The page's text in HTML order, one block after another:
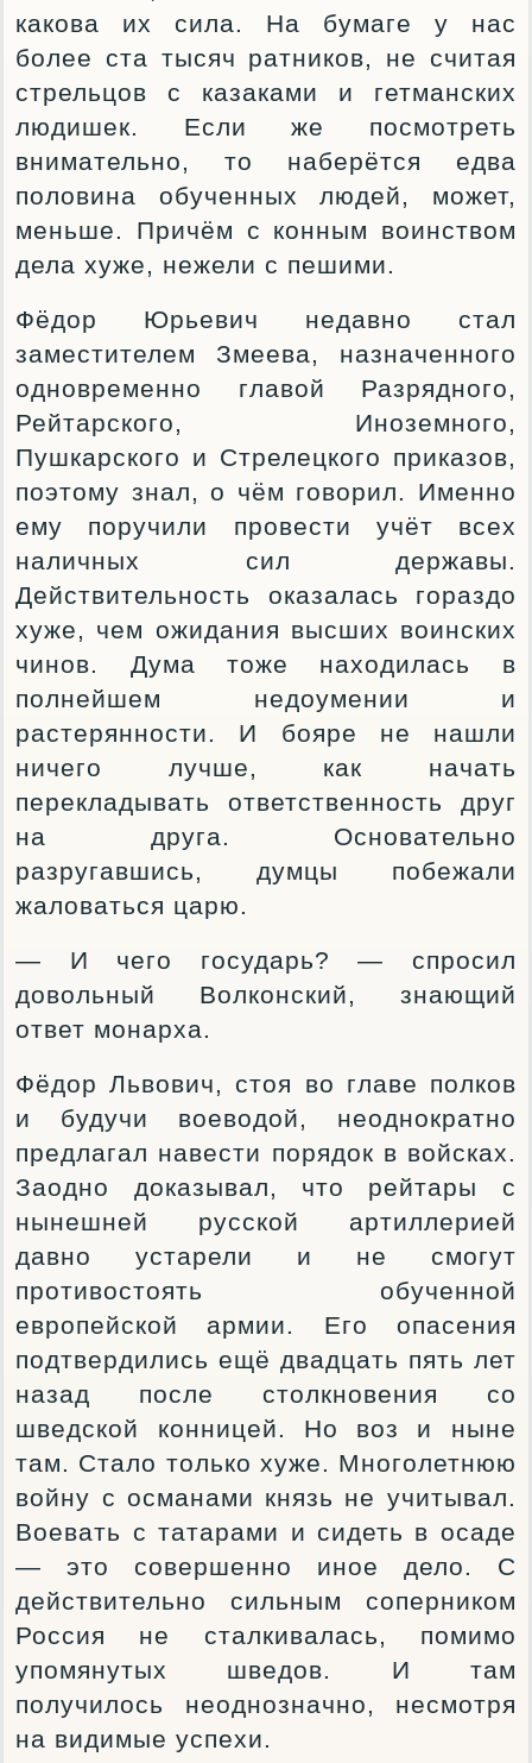
какова их сила. На бумаге у нас
более ста тысяч ратников, не считая
стрельцов с казаками и гетманских
людишек. Если же посмотреть
внимательно, то наберётся едва
половина обученных людей, может,
меньше. Причём с конным воинством
дела хуже, нежели с пешими.
Фёдор Юрьевич недавно стал
заместителем Змеева, назначенного
одновременно главой Разрядного,
Рейтарского, Иноземного,
Пушкарского и Стрелецкого приказов,
поэтому знал, о чём говорил. Именно
ему поручили провести учёт всех
наличных сил державы.
Действительность оказалась гораздо
хуже, чем ожидания высших воинских
чинов. Дума тоже находилась в
полнейшем недоумении и
растерянности. И бояре не нашли
ничего лучше, как начать
перекладывать ответственность друг
на друга. Основательно
разругавшись, думцы побежали
жаловаться царю.
— И чего государь? — спросил
довольный Волконский, знающий
ответ монарха.
Фёдор Львович, стоя во главе полков
и будучи воеводой, неоднократно
предлагал навести порядок в войсках.
Заодно доказывал, что рейтары с
нынешней русской артиллерией
давно устарели и не смогут
противостоять обученной
европейской армии. Его опасения
подтвердились ещё двадцать пять лет
назад после столкновения со
шведской конницей. Но воз и ныне
там. Стало только хуже. Многолетнюю
войну с османами князь не учитывал.
Воевать с татарами и сидеть в осаде
— это совершенно иное дело. С
действительно сильным соперником
Россия не сталкивалась, помимо
упомянутых шведов. И там
получилось неоднозначно, несмотря
на видимые успехи.